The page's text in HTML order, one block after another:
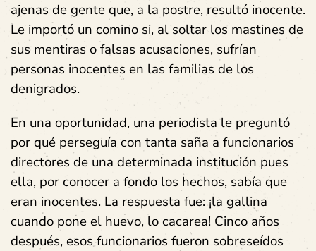
ajenas de gente que, a la postre, resultó inocente.
Le importó un comino si, al soltar los mastines de
sus mentiras o falsas acusaciones, sufrían
personas inocentes en las familias de los
denigrados.
En una oportunidad, una periodista le preguntó
por qué perseguía con tanta saña a funcionarios
directores de una determinada institución pues
ella, por conocer a fondo los hechos, sabía que
eran inocentes. La respuesta fue: ¡la gallina
cuando pone el huevo, lo cacarea! Cinco años
después, esos funcionarios fueron sobreseídos